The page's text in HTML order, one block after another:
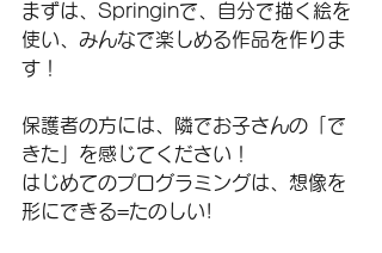
まずは、Springinで、自分で描く絵を
使い、みんなで楽しめる作品を作りま
す！
保護者の方には、隣でお子さんの「で
きた」を感じてください！
はじめてのプログラミングは、想像を
形にできる=たのしい!